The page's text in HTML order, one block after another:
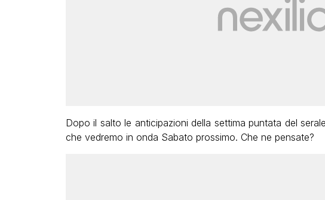
Dopo il salto le anticipazioni della settima puntata del
che vedremo in onda Sabato prossimo. Che ne pensate?